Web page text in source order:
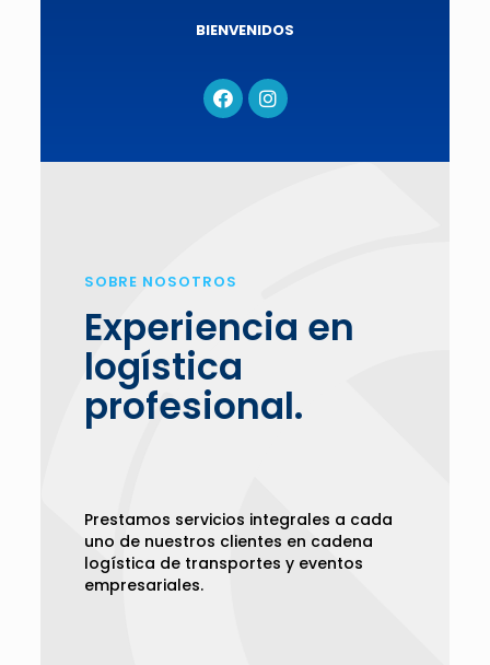
BIENVENIDOS
SOBRE NOSOTROS
Experiencia en
logística
profesional.
Prestamos servicios integrales a cada
uno de nuestros clientes en cadena
logística de transportes y eventos
empresariales.